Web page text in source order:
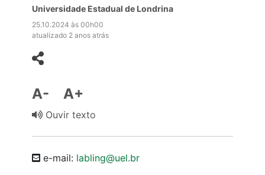
Universidade Estadual de Londrina
25.10.2024 às 00h00
atualizado 2 anos atrás
A- A+
Ouvir texto
e-mail: labling@uel.br